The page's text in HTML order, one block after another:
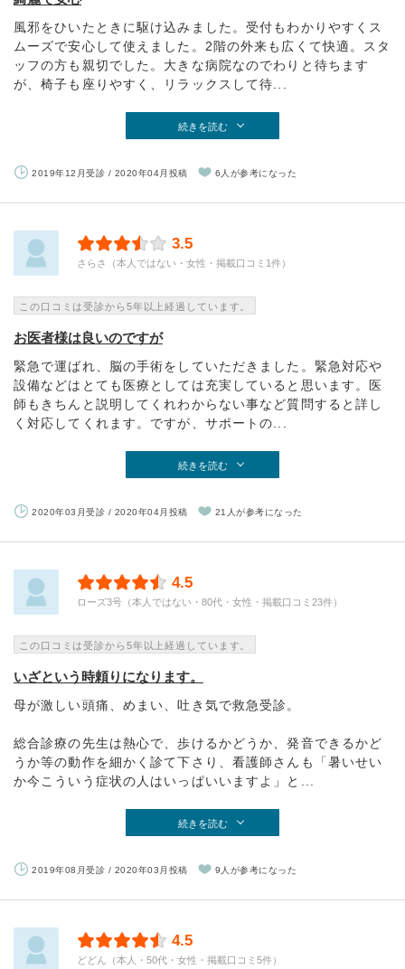
風邪をひいたときに駆け込みました。受付もわかりやすくス
ムーズで安心して使えました。2階の外来も広くて快適。スタ
ッフの方も親切でした。大きな病院なのでわりと待ちます
が、椅子も座りやすく、リラックスして待...
続きを読む
2019年12月受診 / 2020年04月投稿 6人が参考になった
3.5
さらさ（本人ではない・女性・掲載口コミ1件）
この口コミは受診から5年以上経過しています。
お医者様は良いのですが
緊急で運ばれ、脳の手術をしていただきました。緊急対応や
設備などはとても医療としては充実していると思います。医
師もきちんと説明してくれわからない事など質問すると詳し
く対応してくれます。ですが、サポートの...
続きを読む
2020年03月受診 / 2020年04月投稿 21人が参考になった
4.5
ローズ3号（本人ではない・80代・女性・掲載口コミ23件）
この口コミは受診から5年以上経過しています。
いざという時頼りになります。
母が激しい頭痛、めまい、吐き気で救急受診。
総合診療の先生は熱心で、歩けるかどうか、発音できるかど
うか等の動作を細かく診て下さり、看護師さんも「暑いせい
か今こういう症状の人はいっぱいいますよ」と...
続きを読む
2019年08月受診 / 2020年03月投稿 9人が参考になった
4.5
どどん（本人・50代・女性・掲載口コミ5件）